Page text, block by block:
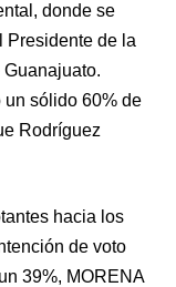
donde se
Presidente de la
un sólido 60% de
Rodríguez
hacia los
de voto
39%, MORENA